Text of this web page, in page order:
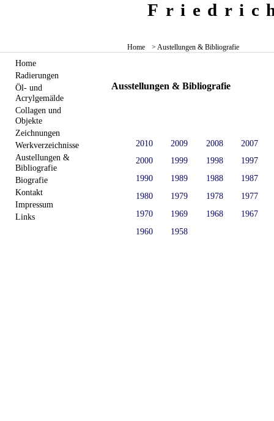
Home > Austellungen & Bibliografie
Ausstellungen & Bibliografie
2010 2009 2008
2007
2000
1999 1998
1997
1990
1989 1988
1987
1980
1979 1978
1977
1970
1969 1968
1967
1960
1958
Home
Radierungen
Öl- und
Acrylgemälde
Collagen und
Objekte
Zeichnungen
Werkverzeichnisse
Austellungen &
Bibliografie
Biografie
Kontakt
Impressum
Links